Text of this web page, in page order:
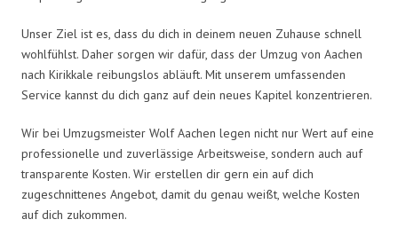
Unser Ziel ist es, dass du dich in deinem neuen Zuhause schnell
wohlfühlst. Daher sorgen wir dafür, dass der Umzug von Aachen
nach Kirikkale reibungslos abläuft. Mit unserem umfassenden
Service kannst du dich ganz auf dein neues Kapitel konzentrieren.
Wir bei Umzugsmeister Wolf Aachen legen nicht nur Wert auf eine
professionelle und zuverlässige Arbeitsweise, sondern auch auf
transparente Kosten. Wir erstellen dir gern ein auf dich
zugeschnittenes Angebot, damit du genau weißt, welche Kosten
auf dich zukommen.